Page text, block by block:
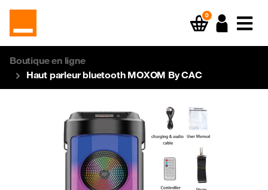
0
Boutique en ligne
Haut parleur bluetooth MOXOM By CAC